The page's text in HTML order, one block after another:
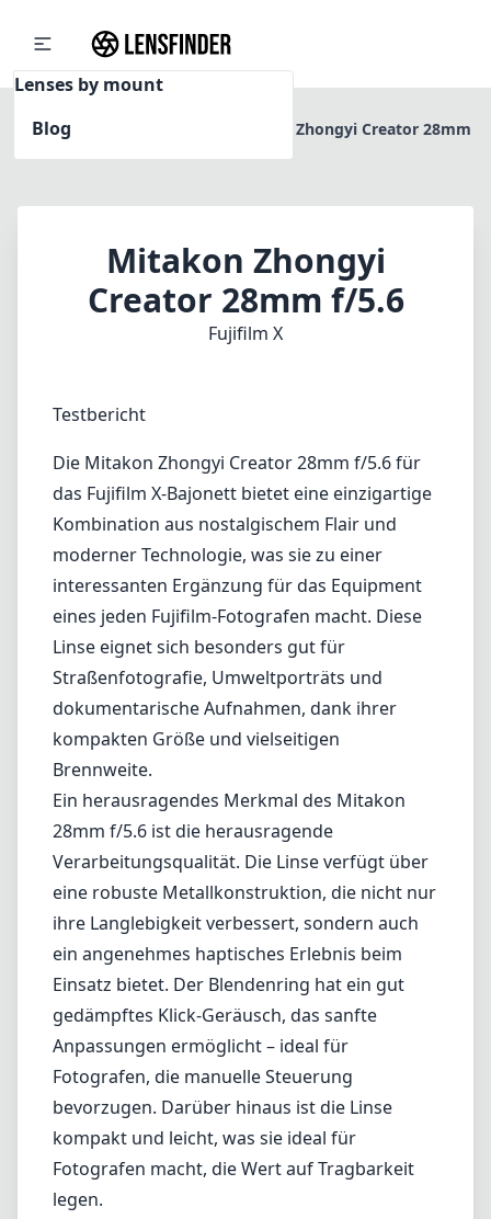
Lenses by mount
Blog
Home
Mitakon Zhongyi Creator 28mm
Mitakon Zhongyi
Creator 28mm f/5.6
Fujifilm X
Testbericht
Die Mitakon Zhongyi Creator 28mm f/5.6 für
das Fujifilm X-Bajonett bietet eine einzigartige
Kombination aus nostalgischem Flair und
moderner Technologie, was sie zu einer
interessanten Ergänzung für das Equipment
eines jeden Fujifilm-Fotografen macht. Diese
Linse eignet sich besonders gut für
Straßenfotografie, Umweltporträts und
dokumentarische Aufnahmen, dank ihrer
kompakten Größe und vielseitigen
Brennweite.
Ein herausragendes Merkmal des Mitakon
28mm f/5.6 ist die herausragende
Verarbeitungsqualität. Die Linse verfügt über
eine robuste Metallkonstruktion, die nicht nur
ihre Langlebigkeit verbessert, sondern auch
ein angenehmes haptisches Erlebnis beim
Einsatz bietet. Der Blendenring hat ein gut
gedämpftes Klick-Geräusch, das sanfte
Anpassungen ermöglicht – ideal für
Fotografen, die manuelle Steuerung
bevorzugen. Darüber hinaus ist die Linse
kompakt und leicht, was sie ideal für
Fotografen macht, die Wert auf Tragbarkeit
legen.